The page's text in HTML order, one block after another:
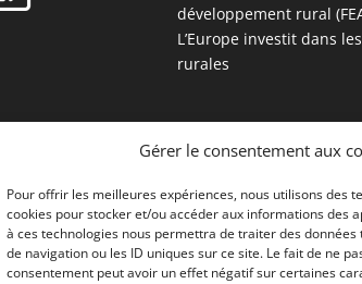
Gérer le consentement aux
Pour offrir les meilleures expériences, nous utilisons des
cookies pour stocker et/ou accéder aux informations des
à ces technologies nous permettra de traiter des
de navigation ou les ID uniques sur ce site. Le fait de ne
consentement peut avoir un effet négatif sur certaines
développement rural
L’Europe investit dans
rurales